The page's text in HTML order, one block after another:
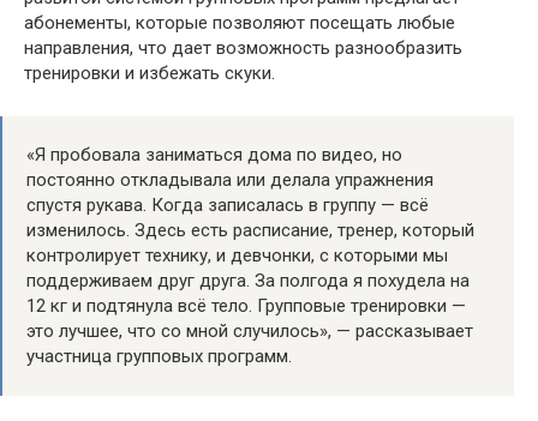
абонементы, которые позволяют посещать любые
направления, что дает возможность разнообразить
тренировки и избежать скуки.
«Я пробовала заниматься дома по видео, но
постоянно откладывала или делала упражнения
спустя рукава. Когда записалась в группу — всё
изменилось. Здесь есть расписание, тренер, который
контролирует технику, и девчонки, с которыми мы
поддерживаем друг друга. За полгода я похудела на
12 кг и подтянула всё тело. Групповые тренировки —
это лучшее, что со мной случилось», — рассказывает
участница групповых программ.